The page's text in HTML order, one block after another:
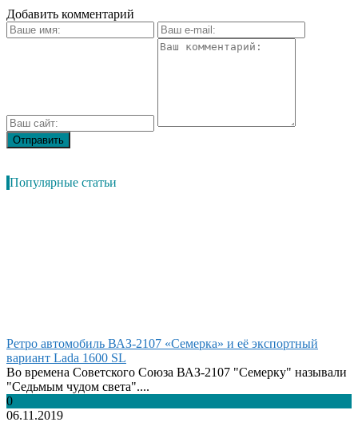
Добавить комментарий
Популярные статьи
Ретро автомобиль ВАЗ-2107 «Семерка» и её экспортный
вариант Lada 1600 SL
Во времена Советского Союза ВАЗ-2107 "Семерку" называли
"Седьмым чудом света"....
0
06.11.2019